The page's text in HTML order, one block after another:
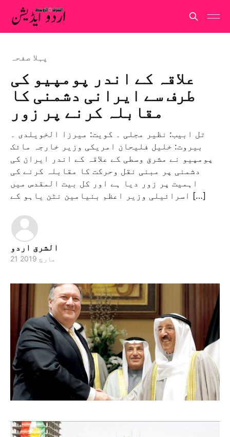
پہلا صفحہ
علاقہ کے اندر پومپیو کی
طرف سے ایرانی دشمنی کا
مقابلہ کرنے پر زور
تل ابیب: نظیر مجلی ۔ کویت: میرزا الخویلدی ۔
بیروت: خلیل فلیحان امریکی وزیر خارجہ مائک
پومپیو نے مشرق وسطی کے علاقہ کے اندر ایران کی
دشمنی پر مبنی نقل وحرکت کا مقابلہ کرنے کی
اہمیت پر زور دیا ہے اور کل بیت المقدس میں
اسرائیلی وزیر اعظم بنیامین نٹن یاہو کے […]
الشرق اردو
21 مارچ 2019